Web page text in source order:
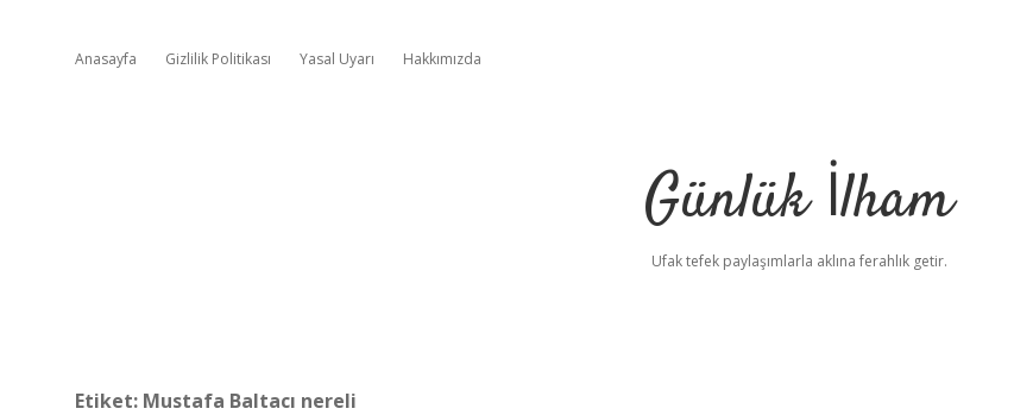
Anasayfa Gizlilik Politikası Yasal Uyarı Hakkımızda
Günlük İlham
Ufak tefek paylaşımlarla aklına ferahlık getir.
Etiket: Mustafa Baltacı nereli